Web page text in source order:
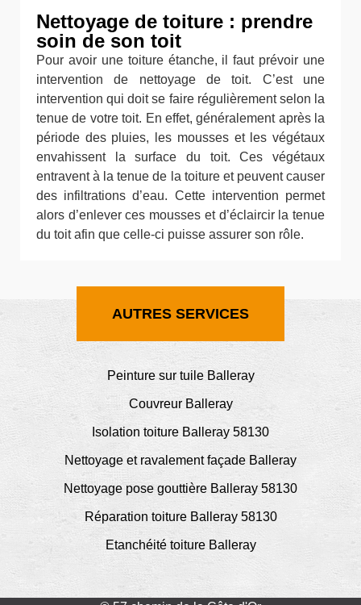
Nettoyage de toiture : prendre
soin de son toit
Pour avoir une toiture étanche, il faut prévoir une
intervention de nettoyage de toit. C’est une
intervention qui doit se faire régulièrement selon la
tenue de votre toit. En effet, généralement après la
période des pluies, les mousses et les végétaux
envahissent la surface du toit. Ces végétaux
entravent à la tenue de la toiture et peuvent causer
des infiltrations d’eau. Cette intervention permet
alors d’enlever ces mousses et d’éclaircir la tenue
du toit afin que celle-ci puisse assurer son rôle.
AUTRES SERVICES
Peinture sur tuile Balleray
Couvreur Balleray
Isolation toiture Balleray 58130
Nettoyage et ravalement façade Balleray
Nettoyage pose gouttière Balleray 58130
Réparation toiture Balleray 58130
Etanchéité toiture Balleray